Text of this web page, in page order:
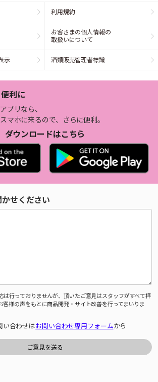
利用規約
お客さまの個人情報の
取扱いについて
示 酒類販売管理者標識
利に
プリなら、
マホに来るので、さらに便利。
ダウンロードはこちら
せください
は行っておりませんが、頂いたご意見はスタッフがすべて拝
客様の声をもとに商品開発・サイト改善を行ってまいりま
い合わせはお問い合わせ専用フォームから